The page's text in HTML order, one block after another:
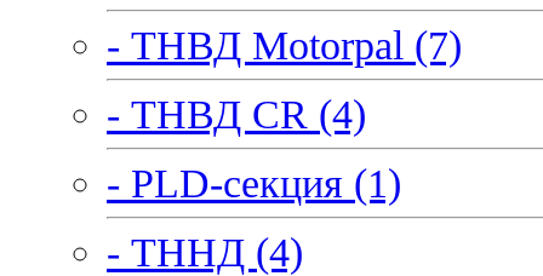
- ТНВД Motorpal (7)
- ТНВД CR (4)
- PLD-секция (1)
- ТННД (4)